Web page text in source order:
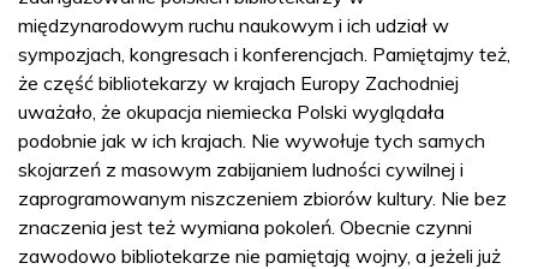
międzynarodowym ruchu naukowym i ich udział w
sympozjach, kongresach i konferencjach. Pamiętajmy też,
że część bibliotekarzy w krajach Europy Zachodniej
uważało, że okupacja niemiecka Polski wyglądała
podobnie jak w ich krajach. Nie wywołuje tych samych
skojarzeń z masowym zabijaniem ludności cywilnej i
zaprogramowanym niszczeniem zbiorów kultury. Nie bez
znaczenia jest też wymiana pokoleń. Obecnie czynni
zawodowo bibliotekarze nie pamiętają wojny, a jeżeli już